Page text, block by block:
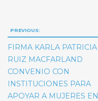
Navegación
de
entradas
PREVIOUS:
FIRMA KARLA PATRICIA
RUIZ MACFARLAND
CONVENIO CON
INSTITUCIONES PARA
APOYAR A MUJERES EN